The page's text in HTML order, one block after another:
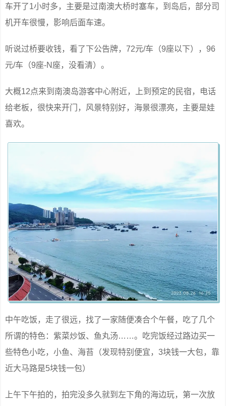
车开了1小时多，主要是过南澳大桥时塞车，到岛后，部分司
机开车很慢，影响后面车速。
听说过桥要收钱，看了下公告牌，72元/车（9座以下），96
元/车（9座-N座，没看清）。
大概12点来到南澳岛游客中心附近，上到预定的民宿，电话
给老板，很快来开门，风景特别好，海景很漂亮，主要是娃
喜欢。
中午吃饭，走了很远，找了一家随便凑合个午餐，吃了几个
所谓的特色：紫菜炒饭、鱼丸汤……。吃完饭经过路边买一
些特色小吃，小鱼、海苔（发现特别便宜，3块钱一大包，靠
近大马路是5块钱一包）
上午下午拍的，拍完没多久就到左下角的海边玩，第一次放